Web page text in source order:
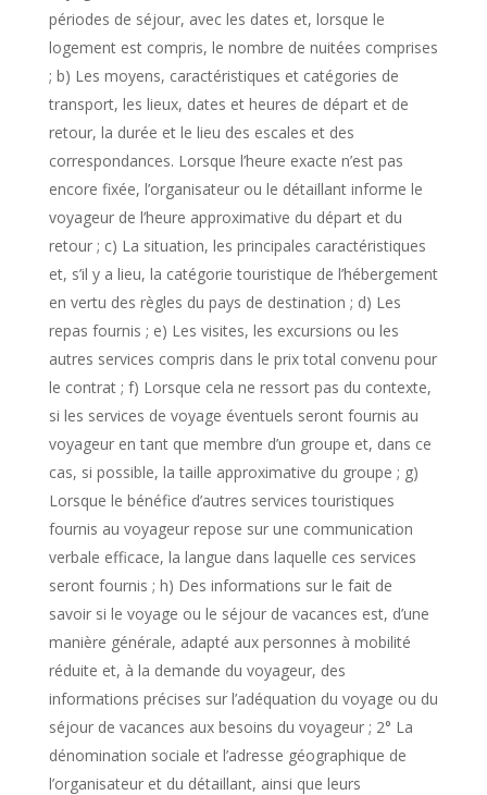
périodes de séjour, avec les dates et, lorsque le
logement est compris, le nombre de nuitées comprises
; b) Les moyens, caractéristiques et catégories de
transport, les lieux, dates et heures de départ et de
retour, la durée et le lieu des escales et des
correspondances. Lorsque l’heure exacte n’est pas
encore fixée, l’organisateur ou le détaillant informe le
voyageur de l’heure approximative du départ et du
retour ; c) La situation, les principales caractéristiques
et, s’il y a lieu, la catégorie touristique de l’hébergement
en vertu des règles du pays de destination ; d) Les
repas fournis ; e) Les visites, les excursions ou les
autres services compris dans le prix total convenu pour
le contrat ; f) Lorsque cela ne ressort pas du contexte,
si les services de voyage éventuels seront fournis au
voyageur en tant que membre d’un groupe et, dans ce
cas, si possible, la taille approximative du groupe ; g)
Lorsque le bénéfice d’autres services touristiques
fournis au voyageur repose sur une communication
verbale efficace, la langue dans laquelle ces services
seront fournis ; h) Des informations sur le fait de
savoir si le voyage ou le séjour de vacances est, d’une
manière générale, adapté aux personnes à mobilité
réduite et, à la demande du voyageur, des
informations précises sur l’adéquation du voyage ou du
séjour de vacances aux besoins du voyageur ; 2° La
dénomination sociale et l’adresse géographique de
l’organisateur et du détaillant, ainsi que leurs